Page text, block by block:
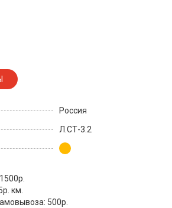
Россия
Л.СТ-3.2
км.
500р.